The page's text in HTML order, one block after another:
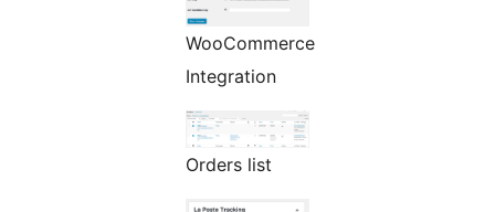
WooCommerce
Integration
Orders list